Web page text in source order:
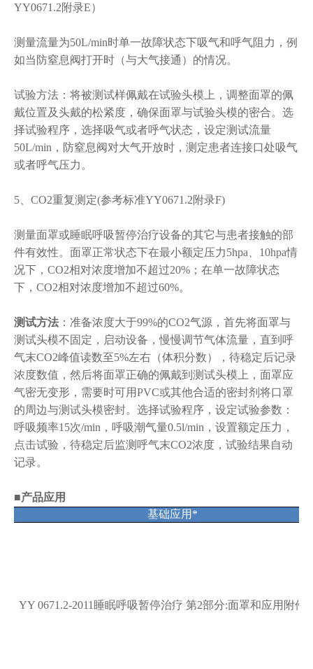
YY0671.2附录E）
测量流量为50L/min时单一故障状态下吸气和呼气阻力，例
如当防窒息阀打开时（与大气接通）的情况。
试验方法：将被测试样佩戴在试验头模上，调整面罩的佩
戴位置及头戴的松紧度，确保面罩与试验头模的密合。选
择试验程序，选择吸气或者呼气状态，设定测试流量
50L/min，防窒息阀对大气开放时，测定患者连接口处吸气
或者呼气压力。
5、CO2重复测定(参考标准YY0671.2附录F)
测量面罩或睡眠呼吸暂停治疗设备的其它与患者接触的部
件有效性。面罩正常状态下在最小额定压力5hpa、10hpa情
况下，CO2相对浓度增加不超过20%；在单一故障状态
下，CO2相对浓度增加不超过60%。
测试方法 ：准备浓度大于99%的CO2气源，首先将面罩与
测试头模不固定，启动设备，慢慢调节气体流量，直到呼
气末CO2峰值读数至5%左右（体积分数），待稳定后记录
浓度数值，然后将面罩正确的佩戴到测试头模上，面罩应
气密无变形，需要时可用PVC或其他合适的密封剂将口罩
的周边与测试头模密封。选择试验程序，设定试验参数：
呼吸频率15次/min，呼吸潮气量0.5l/min，设置额定压力，
点击试验，待稳定后监测呼气末CO2浓度，试验结果自动
记录。
■产品应用
基础应用*
YY 0671.2-2011睡眠呼吸暂停治疗 第2部分:面罩和应用附件(